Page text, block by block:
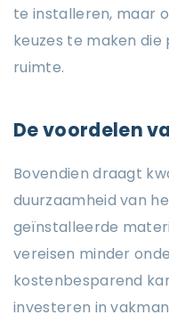
te installeren, maar
keuzes te maken die
ruimte.
De voordelen
Bovendien draagt
duurzaamheid van
geïnstalleerde
vereisen minder
kostenbesparend
investeren in